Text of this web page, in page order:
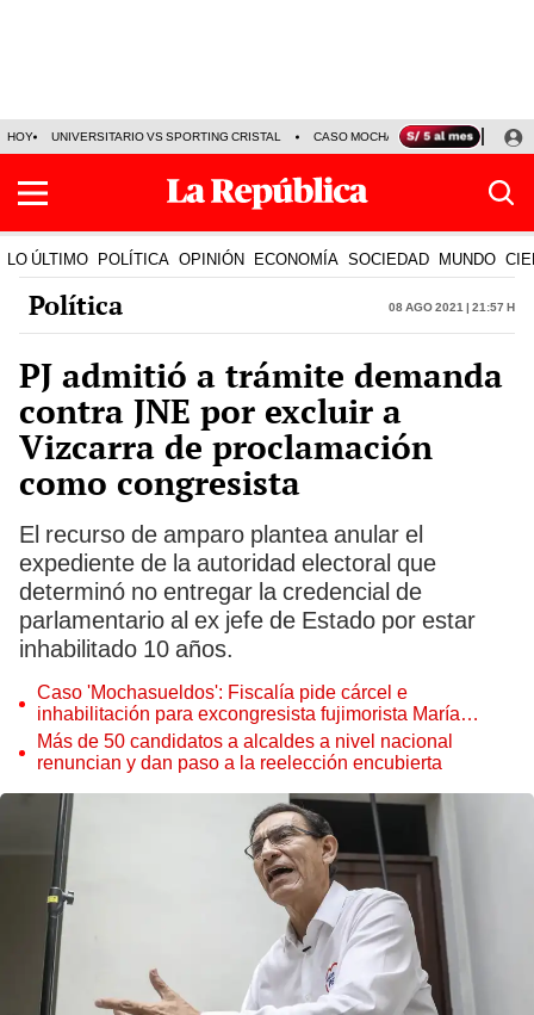
HOY UNIVERSITARIO VS SPORTING CRISTAL CASO MOCHASUELDOS
LO ÚLTIMO POLÍTICA OPINIÓN ECONOMÍA SOCIEDAD MUNDO
Política 08 Ago 2021 | 21:57 h
PJ admitió a trámite demanda
contra JNE por excluir a
Vizcarra de proclamación
como congresista
El recurso de amparo plantea anular el
expediente de la autoridad electoral que
determinó no entregar la credencial de
parlamentario al ex jefe de Estado por estar
inhabilitado 10 años.
Caso 'Mochasueldos': Fiscalía pide cárcel e
inhabilitación para excongresista fujimorista María
Cordero Jon Tay
Más de 50 candidatos a alcaldes a nivel nacional
renuncian y dan paso a la reelección encubierta